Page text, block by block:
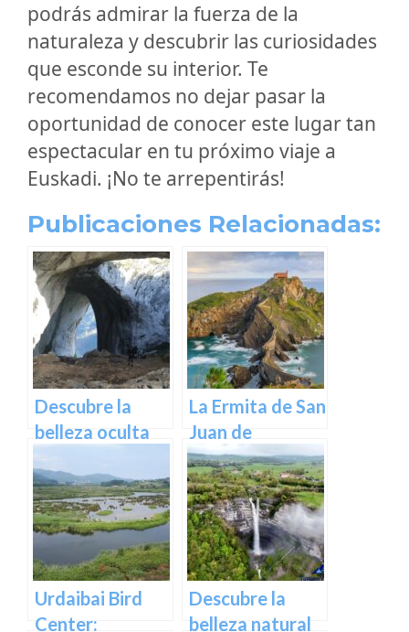
podrás admirar la fuerza de la
naturaleza y descubrir las curiosidades
que esconde su interior. Te
recomendamos no dejar pasar la
oportunidad de conocer este lugar tan
espectacular en tu próximo viaje a
Euskadi. ¡No te arrepentirás!
Publicaciones Relacionadas:
Descubre la
belleza oculta
las Cuevas de
Oñati
La Ermita de San
Juan de
Gaztelugatxe:
Historia, Ruta y
Experiencia
Inolvidable en
Euskadi
Urdaibai Bird
Center:
Descubre la
belleza natural